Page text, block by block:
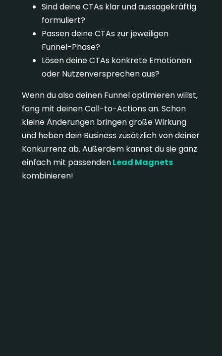
Sind deine CTAs klar und aussagekräftig
formuliert?
Passen deine CTAs zur jeweiligen
Funnel-Phase?
Lösen deine CTAs konkrete Emotionen
oder Nutzenversprechen aus?
Wenn du also deinen Funnel optimieren willst,
fang mit deinen Call-to-Actions an. Schon
kleine Änderungen bringen große Wirkung
und heben dein Business zusätzlich von deiner
Konkurrenz ab. Außerdem kannst du sie ganz
einfach mit passendenLead Magnets
kombinieren!